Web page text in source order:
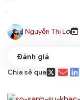
Nguyễn Thị Lợi
Chia sẻ qua